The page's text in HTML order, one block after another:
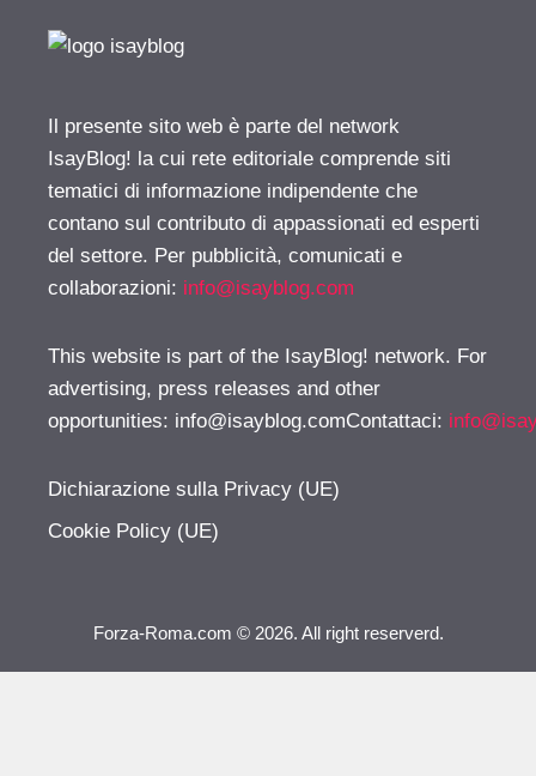
Il presente sito web è parte del network
IsayBlog! la cui rete editoriale comprende siti
tematici di informazione indipendente che
contano sul contributo di appassionati ed esperti
del settore. Per pubblicità, comunicati e
collaborazioni: info@isayblog.com
This website is part of the IsayBlog! network. For
advertising, press releases and other
opportunities: info@isayblog.comContattaci:
Dichiarazione sulla Privacy (UE)
Cookie Policy (UE)
Forza-Roma.com © 2026. All right reserverd.